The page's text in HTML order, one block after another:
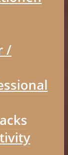
/